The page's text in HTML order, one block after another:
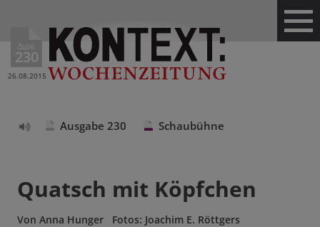
Ausg.
230
26.08.2015
Ausgabe 230 Schaubühne
Quatsch mit Köpfchen
Von Anna Hunger
Fotos: Joachim E. Röttgers